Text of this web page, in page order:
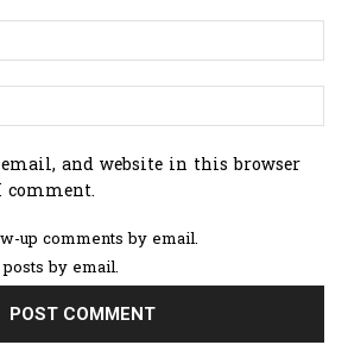
and website in this browser
up comments by email.
by email.